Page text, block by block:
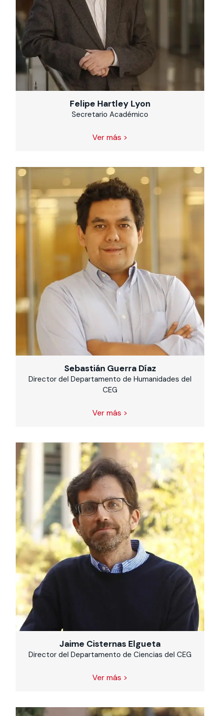
Felipe Hartley Lyon
Secretario Académico
Ver más >
Sebastián Guerra Díaz
Director del Departamento de Humanidades del
CEG
Ver más >
Jaime Cisternas Elgueta
Director del Departamento de Ciencias del CEG
Ver más >